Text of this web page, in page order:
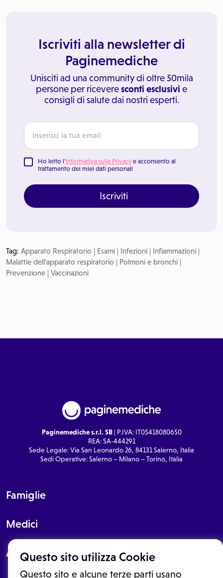
Questo sito utilizza Cookie
Questo sito e alcune terze parti usano
Iscriviti alla newsletter di
Paginemediche
Unisciti ad una community di oltre 50mila
persone per riceveresconti esclusivi e
consigli di salute dai nostri esperti.
Ho letto l'Informativa sulla Privacy e acconsento al
trattamento dei miei dati personali
Iscriviti
Tag: Apparato Respiratorio | Esami | Infezioni | Infiammazioni |
Malattie dell'apparato respiratorio | Polmoni e bronchi |
Prevenzione | Vaccinazioni
Paginemediche s.r.l. SB| P.IVA: IT05418080650
REA: SA-444291
Sede Legale: Via San Leonardo 26, 84131 Salerno, Italia
Sedi Operative: Salerno – Milano – Torino, Italia
Famiglie
Medici
About